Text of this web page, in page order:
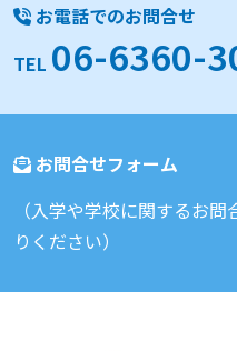
お電話でのお問合せ
TEL 06-6360-
お問合せフォーム
（入学や学校に関するお
りください）